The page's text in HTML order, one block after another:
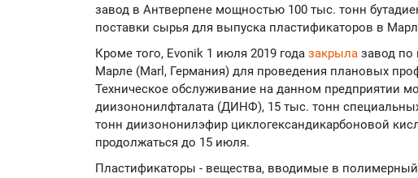
завод в Антверпене мощностью 100 тыс. тонн
поставки сырья для выпуска пластификаторов в
Кроме того, Evonik 1 июля 2019 года закрыла завод по
Марле (Marl, Германия) для проведения плановых
Техническое обслуживание на данном предприятии
диизононилфталата (ДИНФ), 15 тыс. тонн
тонн диизононилэфир циклогександикарбоновой
продолжаться до 15 июля.
Пластификаторы - вещества, вводимые в